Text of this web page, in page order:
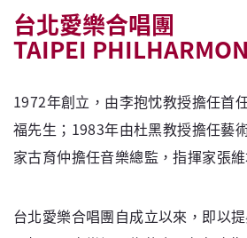
台北愛樂合唱團
TAIPEI
1972年創立，由李抱忱教授擔任首
福先生；1983年由杜黑教授擔任藝
家古育仲擔任音樂總監，指揮家張
台北愛樂合唱團自成立以來，即以